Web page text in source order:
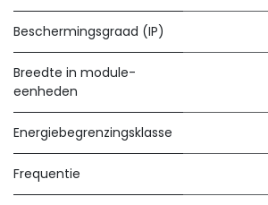
Beschermingsgraad (IP)
Breedte in module-
eenheden
Energiebegrenzingsklasse
Frequentie